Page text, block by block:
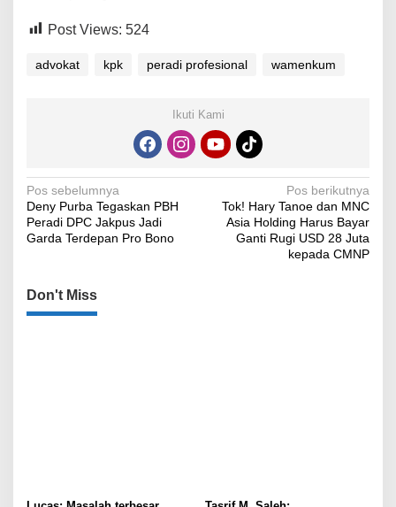
Post Views: 524
advokat kpk peradi profesional wamenkum
Ikuti Kami
Navigasi
pos
Pos sebelumnya
Deny Purba Tegaskan PBH
Peradi DPC Jakpus Jadi
Garda Terdepan Pro Bono
Pos berikutnya
Tok! Hary Tanoe dan MNC
Asia Holding Harus Bayar
Ganti Rugi USD 28 Juta
kepada CMNP
Don't Miss